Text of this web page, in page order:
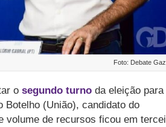
Foto: Debate
o segundo turno da eleição para
Botelho (União), candidato do
volume de recursos ficou em